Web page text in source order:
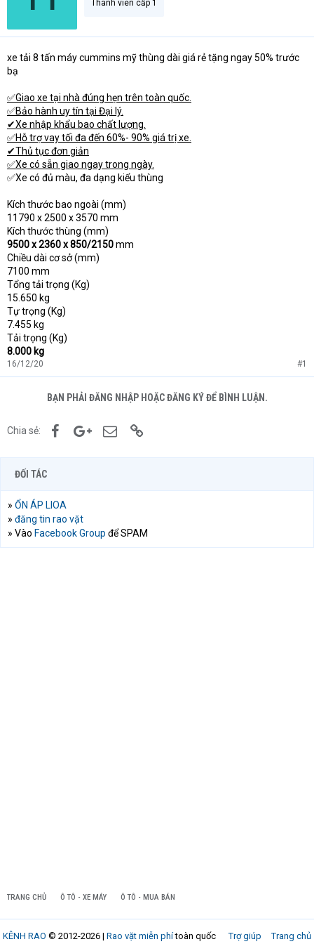
Thành viên cấp 1
xe tải 8 tấn máy cummins mỹ thùng dài giá rẻ tặng ngay 50% trước
bạ
✅Giao xe tại nhà đúng hẹn trên toàn quốc.
✅Bảo hành uy tín tại Đại lý.
✔Xe nhập khẩu bao chất lượng.
✅Hỗ trợ vay tối đa đến 60%- 90% giá trị xe.
✔Thủ tục đơn giản
✅Xe có sẵn giao ngay trong ngày.
✅Xe có đủ màu, đa dạng kiểu thùng
Kích thước bao ngoài (mm)
11790 x 2500 x 3570 mm
Kích thước thùng (mm)
9500 x 2360 x 850/2150mm
Chiều dài cơ sở (mm)
7100 mm
Tổng tải trọng (Kg)
15.650 kg
Tự trọng (Kg)
7.455 kg
Tải trọng (Kg)
8.000 kg
16/12/20 #1
BẠN PHẢI ĐĂNG NHẬP HOẶC ĐĂNG KÝ ĐỂ BÌNH LUẬN.
Chia sẻ: FacebookGoogle+Email
ĐỐI TÁC
» ỔN ÁP LIOA
» đăng tin rao vặt
» Vào Facebook Group để SPAM
TRANG CHỦ Ô TÔ - XE MÁY Ô TÔ - MUA BÁN
Trợ giúp Trang chủ
KÊNH RAO © 2012-2026 | Rao vặt miễn phítoàn quốc